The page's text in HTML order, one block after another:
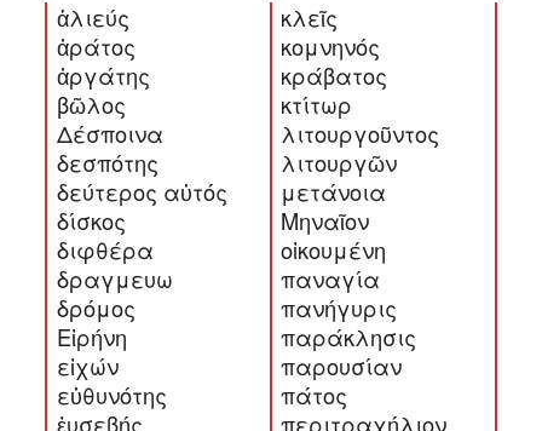
ἁλιεύς
ἀράτος
ἀργάτης
βῶλος
Δέσποινα
δεσπότης
δεύτερος αὐτός
δίσκος
διφθέρα
δραγμευω
δρόμος
Εἰρήνη
εἰχών
εὐθυνότης
ἐυσεβής
κλεῖς
κομνηνός
κράβατος
κτίτωρ
λιτουργοῦντος
λιτουργῶν
μετάνοια
Μηναῖον
οἰκουμένη
παναγία
πανήγυρις
παράκλησις
παρουσίαν
πάτος
περιτραχήλιον